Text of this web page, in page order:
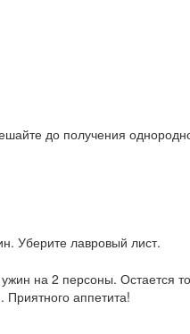
до получения
Уберите лавровый лист.
на 2 персоны. Остается
Приятного аппетита!